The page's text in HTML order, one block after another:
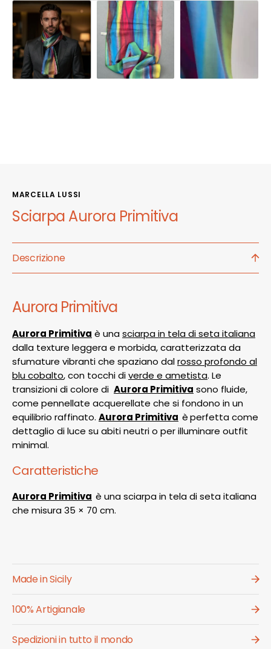
MARCELLA LUSSI
Sciarpa Aurora Primitiva
Descrizione
Aurora Primitiva
Aurora Primitiva è unasciarpa in tela di seta italiana
dalla texture leggera e morbida, caratterizzata da
sfumature vibranti che spaziano dalrosso profondo al
blu cobalto, con tocchi diverde e ametista. Le
transizioni di colore di Aurora Primitiva sono fluide,
come pennellate acquerellate che si fondono in un
equilibrio raffinato. Aurora Primitiva èperfetta come
dettaglio di luce su abiti neutri o per illuminare outfit
minimal.
Caratteristiche
Aurora Primitiva è una sciarpa in tela di seta italiana
che misura 35 × 70 cm.
Made in Sicily
100% Artigianale
Spedizioni in tutto il mondo